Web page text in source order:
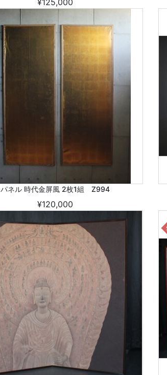
パネル 時代金屏風 2枚1組 Z994
¥120,000